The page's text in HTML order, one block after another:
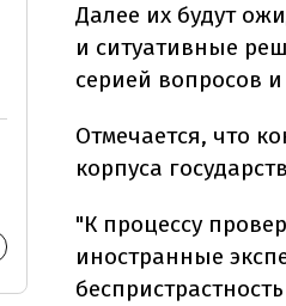
Далее их будут
и ситуативные
серией вопросов
Отмечается, что
корпуса
"К процессу
иностранные